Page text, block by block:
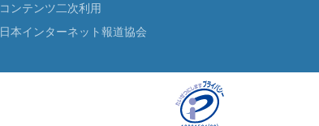
コンテンツ二次利用
日本インターネット報道協会